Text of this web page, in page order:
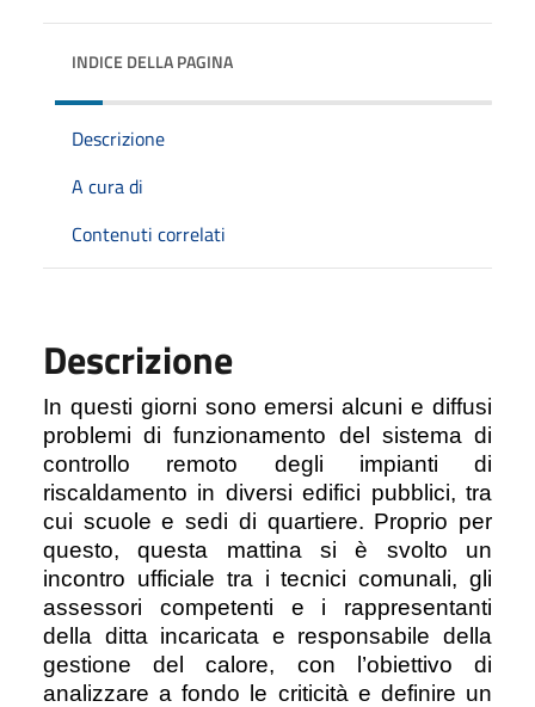
INDICE DELLA PAGINA
Descrizione
A cura di
Contenuti correlati
Descrizione
In questi giorni sono emersi alcuni e diffusi
problemi di funzionamento del sistema di
controllo remoto degli impianti di
riscaldamento in diversi edifici pubblici, tra
cui scuole e sedi di quartiere. Proprio per
questo, questa mattina si è svolto un
incontro ufficiale tra i tecnici comunali, gli
assessori competenti e i rappresentanti
della ditta incaricata e responsabile della
gestione del calore, con l’obiettivo di
analizzare a fondo le criticità e definire un